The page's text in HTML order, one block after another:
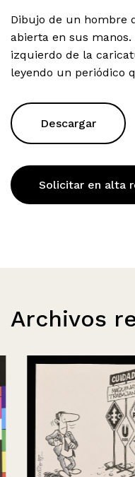
Dibujo de un hombre
abierta en sus
izquierdo de la
leyendo un periódico
Descargar
Solicitar en alta
Archivos